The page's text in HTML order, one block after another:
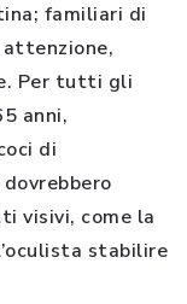
familiari di
Per tutti gli
anni,
di
visivi, come la
stabilire